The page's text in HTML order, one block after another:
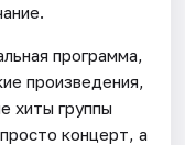
программа,
произведения,
хиты группы
концерт, а